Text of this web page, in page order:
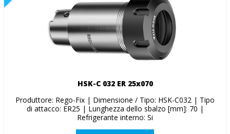
HSK-C 032 ER 25x070
Produttore: Rego-Fix | Dimensione / Tipo: HSK-C032 | Tipo
di attacco: ER25 | Lunghezza dello sbalzo [mm]: 70 |
Refrigerante interno: Si